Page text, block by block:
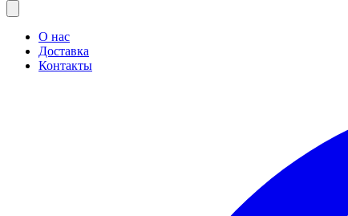
О нас
Доставка
Контакты